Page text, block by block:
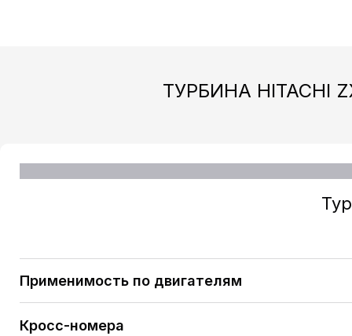
ТУРБИНА HITACHI
Применимость по двигателям
HITACHI ZX230/240-3 5.2L [4HK1-T] 175-190 H/P
Кросс-номера